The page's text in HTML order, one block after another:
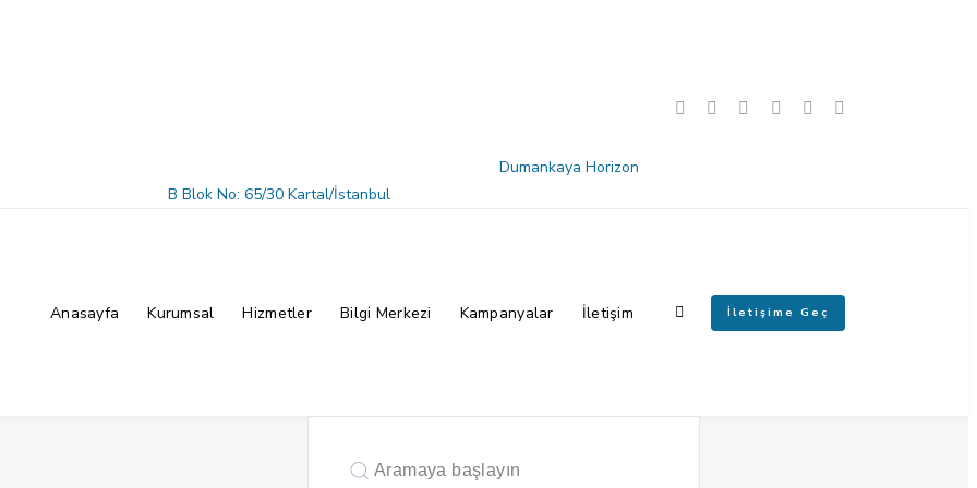
Dumankaya Horizon
B Blok No: 65/30 Kartal/İstanbul
Anasayfa Kurumsal Hizmetler Bilgi Merkezi Kampanyalar İletişim İletişime Geç